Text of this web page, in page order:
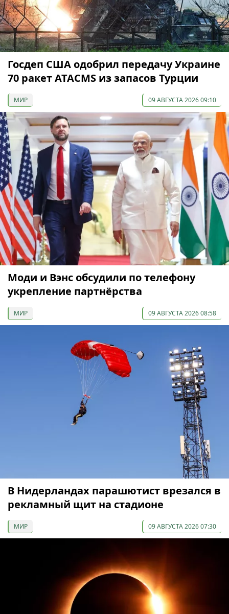
Госдеп США одобрил передачу Украине
70 ракет ATACMS из запасов Турции
МИР 09 АВГУСТА 2026 09:10
Моди и Вэнс обсудили по телефону
укрепление партнёрства
МИР 09 АВГУСТА 2026 08:58
В Нидерландах парашютист врезался в
рекламный щит на стадионе
МИР 09 АВГУСТА 2026 07:30